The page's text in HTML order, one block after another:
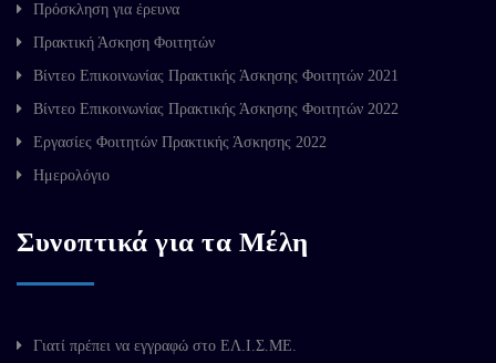
Πρόσκληση για έρευνα
Πρακτική Άσκηση Φοιτητών
Βίντεο Επικοινωνίας Πρακτικής Άσκησης Φοιτητών 2021
Βίντεο Επικοινωνίας Πρακτικής Άσκησης Φοιτητών 2022
Εργασίες Φοιτητών Πρακτικής Άσκησης 2022
Ημερολόγιο
Συνοπτικά για τα Μέλη
Γιατί πρέπει να εγγραφώ στο ΕΛ.Ι.Σ.ΜΕ.